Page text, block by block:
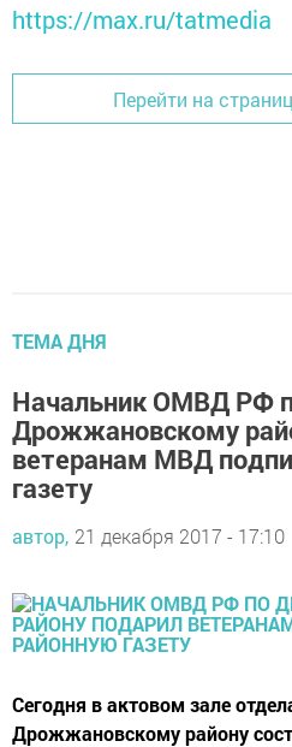
https://max.ru/tatmedia
Перейти на
ТЕМА ДНЯ
Начальник ОМВД РФ
Дрожжановскому
ветеранам МВД
газету
автор, 21 декабря 2017 - 17:10
Сегодня в актовом зале
Дрожжановскому району